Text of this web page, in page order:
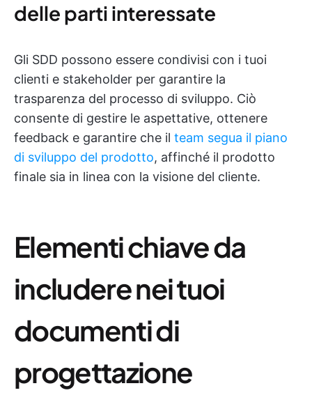
delle parti interessate
Gli SDD possono essere condivisi con i tuoi
clienti e stakeholder per garantire la
trasparenza del processo di sviluppo. Ciò
consente di gestire le aspettative, ottenere
feedback e garantire che il team segua il piano
di sviluppo del prodotto, affinché il prodotto
finale sia in linea con la visione del cliente.
Elementi chiave da
includere nei tuoi
documenti di
progettazione